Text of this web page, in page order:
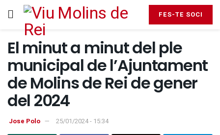
FES-TE SOCI
El minut a minut del ple
municipal de l’Ajuntament
de Molins de Rei de gener
del 2024
Jose Polo 25/01/2024 - 15:34